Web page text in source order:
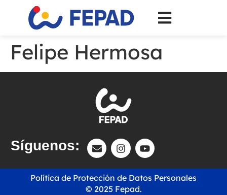
Felipe Hermosa
Síguenos:
© 2025 Fepad.
Política de Protección de Datos Personales